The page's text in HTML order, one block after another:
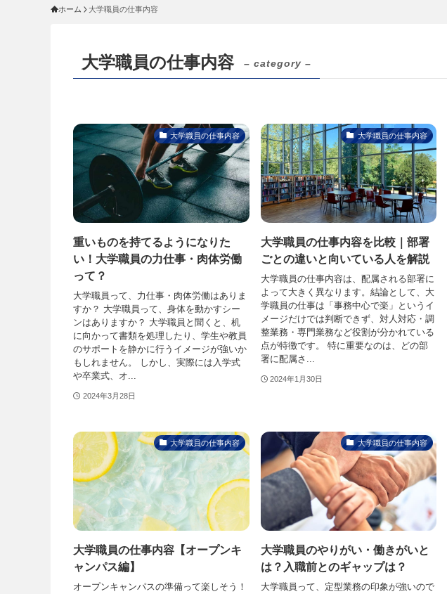
ホーム 大学職員の仕事内容
大学職員の仕事内容 – category –
大学職員の仕事内容
重いものを持てるようになりた
い！大学職員の力仕事・肉体労働
って？
大学職員って、力仕事・肉体労働はありま
すか？ 大学職員って、身体を動かすシー
ンはありますか？ 大学職員と聞くと、机
に向かって書類を処理したり、学生や教員
のサポートを静かに行うイメージが強いか
もしれません。 しかし、実際には入学式
や卒業式、オ...
2024年3月28日
大学職員の仕事内容
大学職員の仕事内容を比較｜部署
ごとの違いと向いている人を解説
大学職員の仕事内容は、配属される部署に
よって大きく異なります。結論として、大
学職員の仕事は「事務中心で楽」というイ
メージだけでは判断できず、対人対応・調
整業務・専門業務など役割が分かれている
点が特徴です。 特に重要なのは、どの部
署に配属さ...
2024年1月30日
大学職員の仕事内容
大学職員の仕事内容【オープンキ
ャンパス編】
オープンキャンパスの準備って楽しそう！
大学職員の仕事内容
大学職員のやりがい・働きがいと
は？入職前とのギャップは？
大学職員って、定型業務の印象が強いので